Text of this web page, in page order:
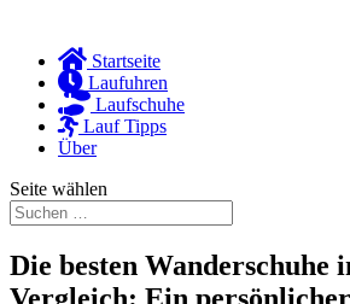
Startseite
Laufuhren
Laufschuhe
Lauf Tipps
Über
Seite wählen
Die besten Wanderschuhe